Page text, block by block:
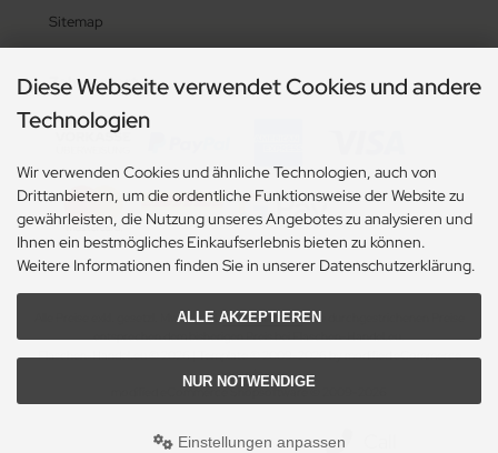
Sitemap
Zahlungsarten
Alle Preise exkl. gesetzl. MwSt. zzgl.Versandkosten. Die durchgestrichenen Preise
Flaschen-Handel.eu © 2026 | Template © 2009-2026 by modified eCommerce
Shopsoftware
ified eCommerce Shopsoftware © 2009-2026
Diese Webseite verwendet Cookies und andere
Technologien
Wir verwenden Cookies und ähnliche Technologien, auch von
Drittanbietern, um die ordentliche Funktionsweise der Website zu
gewährleisten, die Nutzung unseres Angebotes zu analysieren und
Ihnen ein bestmögliches Einkaufserlebnis bieten zu können.
Weitere Informationen finden Sie in unserer Datenschutzerklärung.
ALLE AKZEPTIEREN
NUR NOTWENDIGE
Einstellungen anpassen